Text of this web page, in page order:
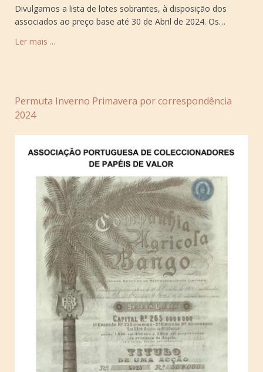
Divulgamos a lista de lotes sobrantes, à disposição dos
associados ao preço base até 30 de Abril de 2024. Os…
Ler mais ...
Permuta Inverno Primavera por correspondência
2024